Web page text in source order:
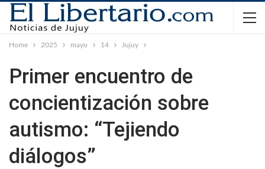
Home 2025 mayo 14 Jujuy
Primer encuentro de
concientización sobre
autismo: “Tejiendo
diálogos”